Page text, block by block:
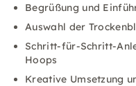
Begrüßung und
Auswahl der
Schritt-für-Schritt-
Hoops
Kreative Umsetzung